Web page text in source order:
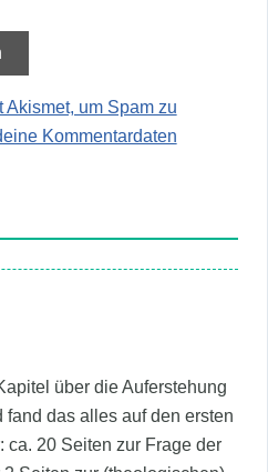
um Spam zu
Kommentardaten
über die Auferstehung
das alles auf den ersten
ca. 20 Seiten zur Frage der